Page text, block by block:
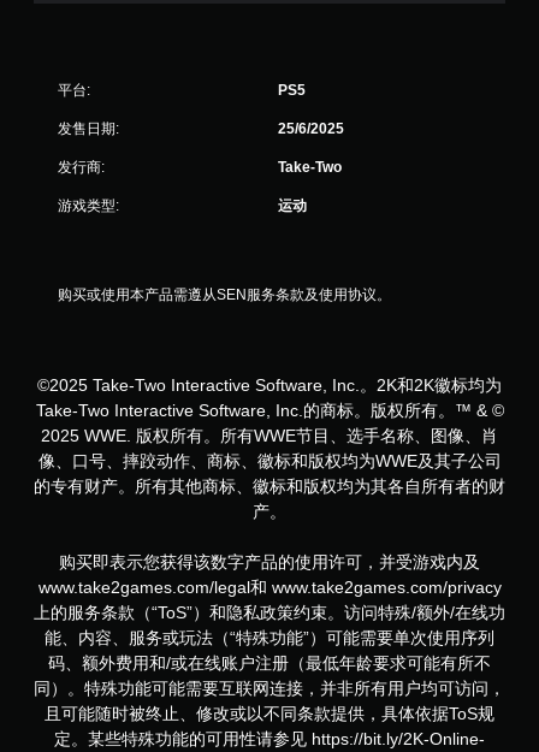
平台: PS5
发售日期: 25/6/2025
发行商: Take-Two
游戏类型: 运动
购买或使用本产品需遵从SEN服务条款及使用协议。
©2025 Take-Two Interactive Software, Inc.。2K和2K徽标均为
Take-Two Interactive Software, Inc.的商标。版权所有。™ & ©
2025 WWE. 版权所有。所有WWE节目、选手名称、图像、肖
像、口号、摔跤动作、商标、徽标和版权均为WWE及其子公司
的专有财产。所有其他商标、徽标和版权均为其各自所有者的财
产。
购买即表示您获得该数字产品的使用许可，并受游戏内及
www.take2games.com/legal和 www.take2games.com/privacy
上的服务条款（“ToS”）和隐私政策约束。访问特殊/额外/在线功
能、内容、服务或玩法（“特殊功能”）可能需要单次使用序列
码、额外费用和/或在线账户注册（最低年龄要求可能有所不
同）。特殊功能可能需要互联网连接，并非所有用户均可访问，
且可能随时被终止、修改或以不同条款提供，具体依据ToS规
定。某些特殊功能的可用性请参见 https://bit.ly/2K-Online-